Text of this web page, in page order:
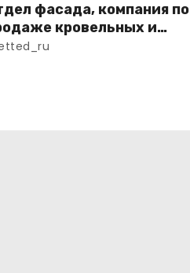
фасада, компания по
кровельных и
материалов